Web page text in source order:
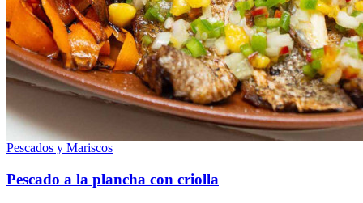
Pescados y Mariscos
Pescado a la plancha con criolla